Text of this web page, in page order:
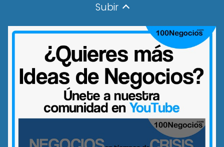
Subir